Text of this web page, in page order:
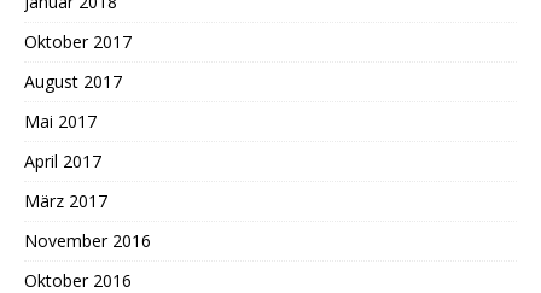
Oktober 2017
August 2017
Mai 2017
April 2017
März 2017
November 2016
Oktober 2016